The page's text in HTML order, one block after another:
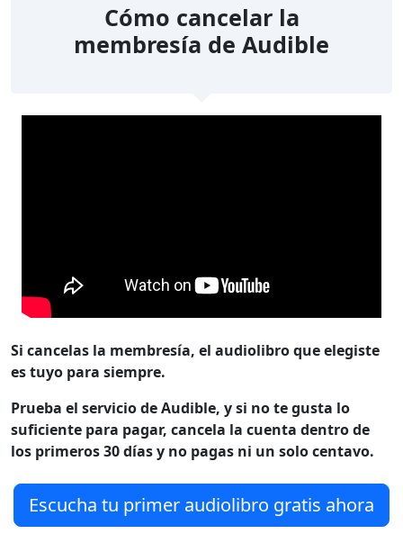
Cómo cancelar la
membresía de Audible
Si cancelas la membresía, el audiolibro que elegiste
es tuyo para siempre.
Prueba el servicio de Audible, y si no te gusta lo
suficiente para pagar, cancela la cuenta dentro de
los primeros 30 días y no pagas ni un solo centavo.
Escucha tu primer audiolibro gratis ahora